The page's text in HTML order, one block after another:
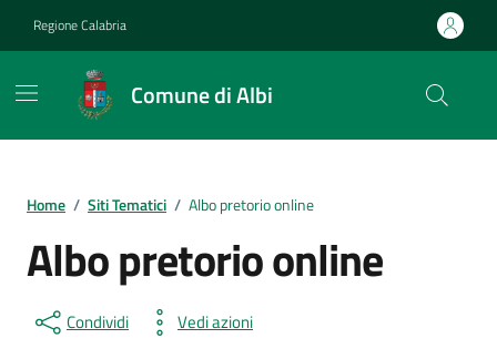
Regione Calabria
Comune di Albi
Home / Siti Tematici / Albo pretorio online
Albo pretorio online
Condividi Vedi azioni